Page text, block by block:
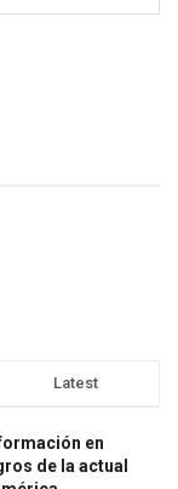
Latest
en
de la actual